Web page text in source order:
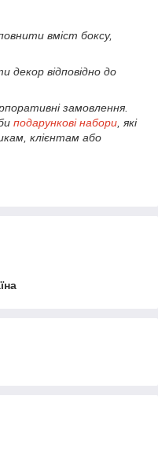
вміст боксу,
декор відповідно до
замовлення.
подарункові набори , які
клієнтам або